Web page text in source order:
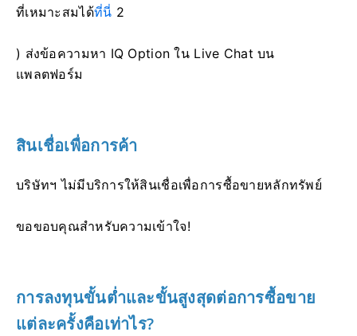
ที่เหมาะสมได้ที่นี่ 2
) ส่งข้อความหา IQ Option ใน Live Chat บน
แพลตฟอร์ม
สินเชื่อเพื่อการค้า
บริษัทฯ ไม่มีบริการให้สินเชื่อเพื่อการซื้อขายหลักทรัพย์
ขอขอบคุณสำหรับความเข้าใจ!
การลงทุนขั้นต่ำและขั้นสูงสุดต่อการซื้อขาย
แต่ละครั้งคือเท่าไร?